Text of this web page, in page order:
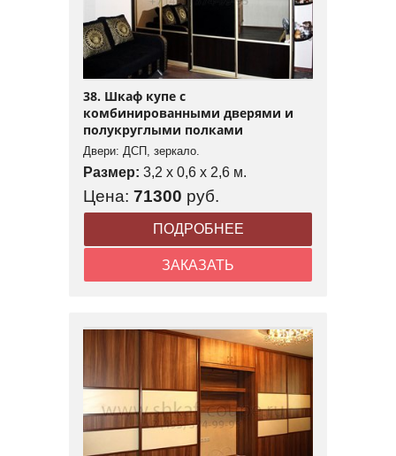
38. Шкаф купе с
комбинированными дверями и
полукруглыми полками
Двери: ДСП, зеркало.
Размер: 3,2 x 0,6 x 2,6 м.
Цена: 71300 руб.
ПОДРОБНЕЕ
ЗАКАЗАТЬ